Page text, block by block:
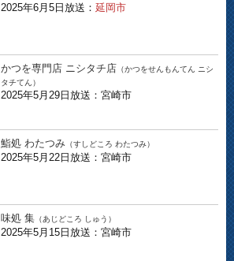
2025年6月5日放送： 延岡市
かつを専門店 ニシタチ店 （かつをせんもんてん ニシ
タチてん）
2025年5月29日放送：宮崎市
鮨処 わたつみ （すしどころ わたつみ）
2025年5月22日放送：宮崎市
味処 集 （あじどころ しゅう）
2025年5月15日放送：宮崎市